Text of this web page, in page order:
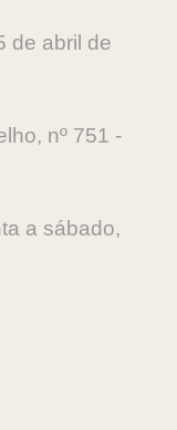
de abril de
nº 751 -
a sábado,